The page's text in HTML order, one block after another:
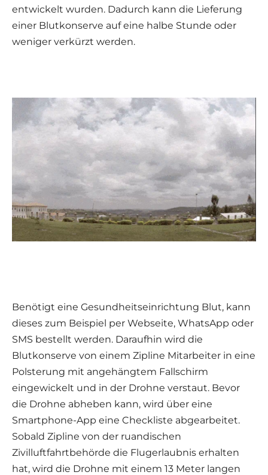
entwickelt wurden. Dadurch kann die Lieferung
einer Blutkonserve auf eine halbe Stunde oder
weniger verkürzt werden.
Benötigt eine Gesundheitseinrichtung Blut, kann
dieses zum Beispiel per Webseite, WhatsApp oder
SMS bestellt werden. Daraufhin wird die
Blutkonserve von einem Zipline Mitarbeiter in eine
Polsterung mit angehängtem Fallschirm
eingewickelt und in der Drohne verstaut. Bevor
die Drohne abheben kann, wird über eine
Smartphone-App eine Checkliste abgearbeitet.
Sobald Zipline von der ruandischen
Zivilluftfahrtbehörde die Flugerlaubnis erhalten
hat, wird die Drohne mit einem 13 Meter langen